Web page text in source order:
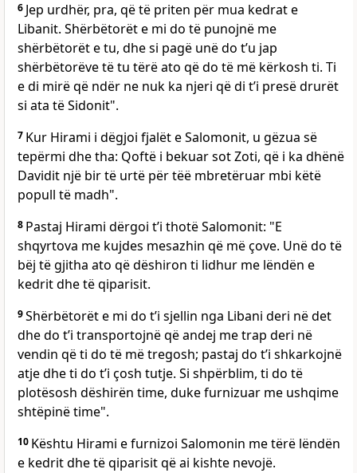
6 Jep urdhër, pra, që të priten për mua kedrat e
Libanit. Shërbëtorët e mi do të punojnë me
shërbëtorët e tu, dhe si pagë unë do t’u jap
shërbëtorëve të tu tërë ato që do të më kërkosh ti. Ti
e di mirë që ndër ne nuk ka njeri që di t’i presë drurët
si ata të Sidonit".
7 Kur Hirami i dëgjoi fjalët e Salomonit, u gëzua së
tepërmi dhe tha: Qoftë i bekuar sot Zoti, që i ka dhënë
Davidit një bir të urtë për tëë mbretëruar mbi këtë
popull të madh".
8 Pastaj Hirami dërgoi t’i thotë Salomonit: "E
shqyrtova me kujdes mesazhin që më çove. Unë do të
bëj të gjitha ato që dëshiron ti lidhur me lëndën e
kedrit dhe të qiparisit.
9Shërbëtorët e mi do t’i sjellin nga Libani deri në det
dhe do t’i transportojnë që andej me trap deri në
vendin që ti do të më tregosh; pastaj do t’i shkarkojnë
atje dhe ti do t’i çosh tutje. Si shpërblim, ti do të
plotësosh dëshirën time, duke furnizuar me ushqime
shtëpinë time".
10 Kështu Hirami e furnizoi Salomonin me tërë lëndën
e kedrit dhe të qiparisit që ai kishte nevojë.